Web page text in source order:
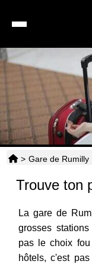
> Gare de Rumilly
Trouve ton
La gare de
grosses
pas le choix
hôtels, c'est